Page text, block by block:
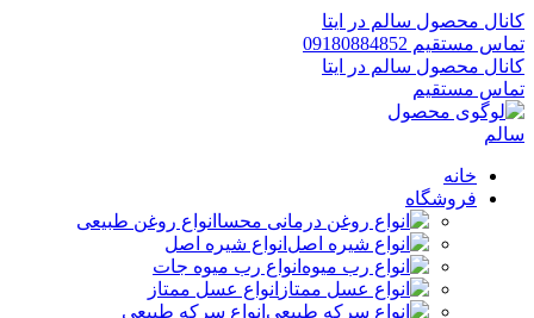
کانال محصول سالم در ایتا
تماس مستقیم 09180884852
کانال محصول سالم در ایتا
تماس مستقیم
خانه
فروشگاه
انواع روغن طبیعی
انواع شیره اصل
انواع رب میوه جات
انواع عسل ممتاز
انواع سرکه طبیعی